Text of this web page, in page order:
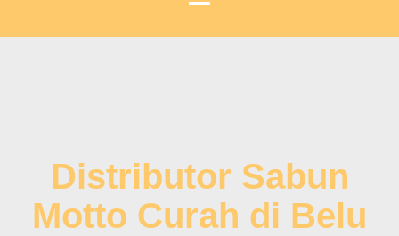
Distributor Sabun
Motto Curah di Belu